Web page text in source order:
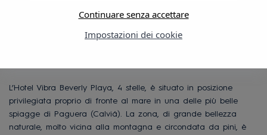
l’ideale per le tue
vacanze a Maiorca
L’Hotel Vibra Beverly Playa, 4 stelle, è situato in posizione
privilegiata proprio di fronte al mare in una delle più belle
spiagge di Paguera (Calviá). La zona, di grande bellezza
naturale, molto vicina alla montagna e circondata da pini, è
Impostazioni dei cookie
Continuare senza accettare